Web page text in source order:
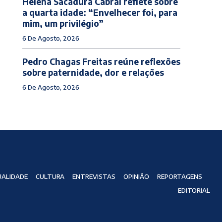
a quarta idade: “Envelhecer foi, para
mim, um privilégio”
6 De Agosto, 2026
Pedro Chagas Freitas reúne reflexões
sobre paternidade, dor e relações
6 De Agosto, 2026
CULTURA ENTREVISTAS OPINIÃO
REPORTAGENS
EDITORIAL